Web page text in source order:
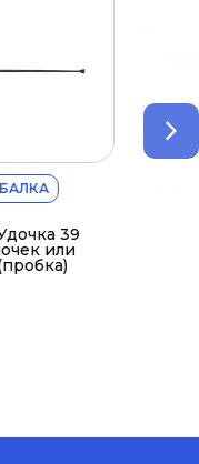
ЗИМНЯЯ РЫБАЛКА
MrMusurok Махалка
см толщина
мм (Синяя)